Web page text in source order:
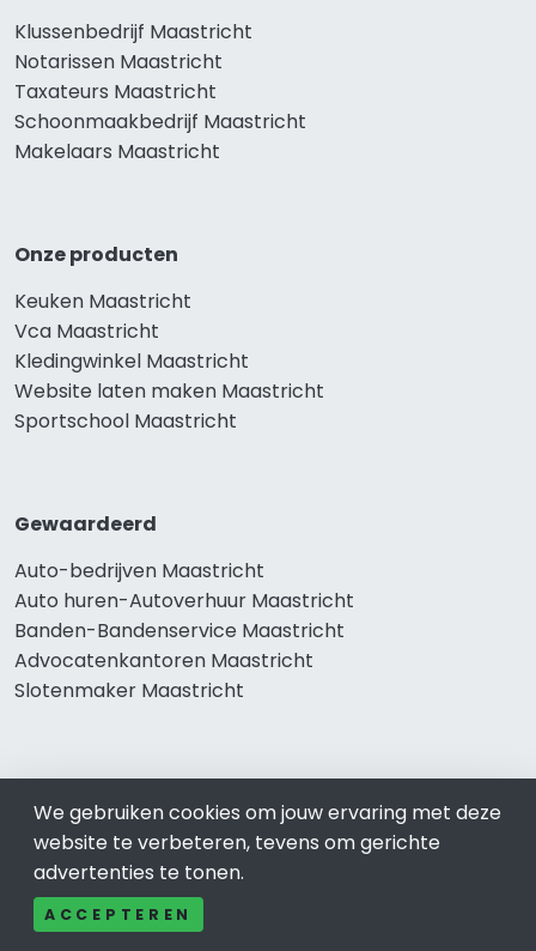
Klussenbedrijf Maastricht
Notarissen Maastricht
Taxateurs Maastricht
Schoonmaakbedrijf Maastricht
Makelaars Maastricht
Onze producten
Keuken Maastricht
Vca Maastricht
Kledingwinkel Maastricht
Website laten maken Maastricht
Sportschool Maastricht
Gewaardeerd
Auto-bedrijven Maastricht
Auto huren-Autoverhuur Maastricht
Banden-Bandenservice Maastricht
Advocatenkantoren Maastricht
Slotenmaker Maastricht
Woningruil Maastricht
Prive Spa-Sauna Maastricht
Incassobureau Maastricht
Bedrijfsruimte Maastricht
We gebruiken cookies om jouw ervaring met deze
website te verbeteren, tevens om gerichte
advertenties te tonen.
ACCEPTEREN